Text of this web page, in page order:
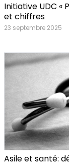
Initiative UDC «
et chiffres
23 septembre 2025
Asile et santé: